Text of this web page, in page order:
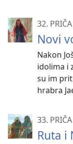
32. PRIČA
Novi
Nakon
idolima i
su im
hrabra
33. PRIČA
Ruta i